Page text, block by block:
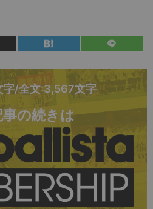
字/全文:3,567文字
の続きは